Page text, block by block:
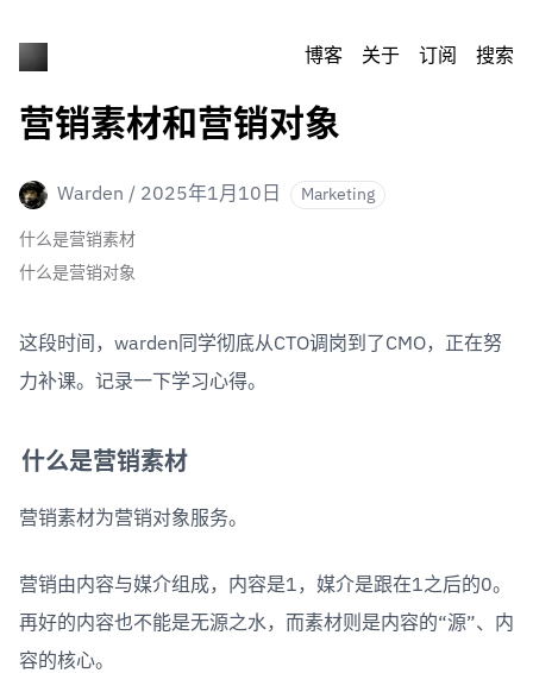
博客 关于 订阅 搜索
营销素材和营销对象
Warden / 2025年1月10日 Marketing
这段时间，warden同学彻底从CTO调岗到了CMO，正在努
力补课。记录一下学习心得。
什么是营销素材
营销素材为营销对象服务。
营销由内容与媒介组成，内容是1，媒介是跟在1之后的0。
再好的内容也不能是无源之水，而素材则是内容的“源”、内
容的核心。
什么是营销素材
什么是营销对象